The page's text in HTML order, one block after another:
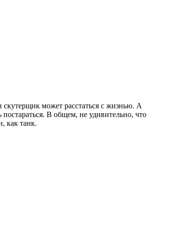
может расстаться с жизнью. А
В общем, не удивительно, что
как танк.